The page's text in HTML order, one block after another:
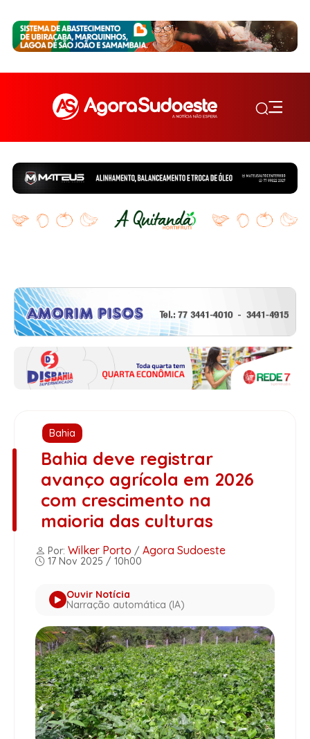
Bahia
Bahia deve registrar
avanço agrícola em 2026
com crescimento na
maioria das culturas
Por: Wilker Porto / Agora Sudoeste
17 Nov 2025 / 10h00
Ouvir Notícia
Narração automática (IA)